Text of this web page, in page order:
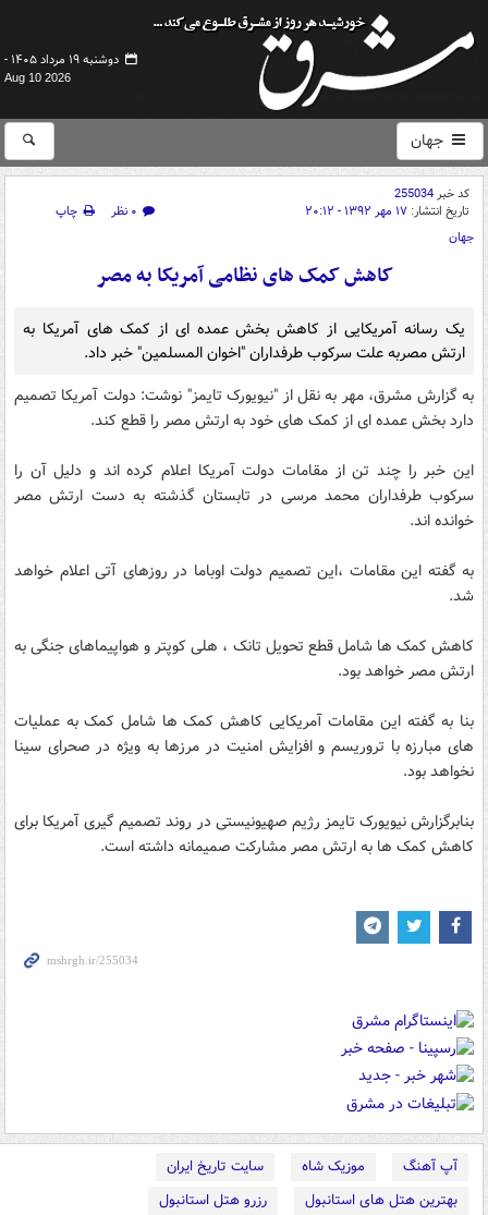
دوشنبه ۱۹ مرداد ۱۴۰۵ -
Aug 10 2026
جهان
کد خبر255034
تاریخ انتشار: ۱۷ مهر ۱۳۹۲ - ۲۰:۱۲ ۰ نظر
چاپ
جهان
کاهش کمک های نظامی آمریکا به مصر
یک رسانه آمریکایی از کاهش بخش عمده ای از کمک های آمریکا به
ارتش مصربه علت سرکوب طرفداران "اخوان المسلمین" خبر داد.
به گزارش مشرق، مهر به نقل از "نیویورک تایمز" نوشت: دولت آمریکا تصمیم
دارد بخش عمده ای از کمک های خود به ارتش مصر را قطع کند.
این خبر را چند تن از مقامات دولت آمریکا اعلام کرده اند و دلیل آن را
سرکوب طرفداران محمد مرسی در تابستان گذشته به دست ارتش مصر
خوانده اند.
به گفته این مقامات ،این تصمیم دولت اوباما در روزهای آتی اعلام خواهد
شد.
کاهش کمک ها شامل قطع تحویل تانک ، هلی کوپتر و هواپیماهای جنگی به
ارتش مصر خواهد بود.
بنا به گفته این مقامات آمریکایی کاهش کمک ها شامل کمک به عملیات
های مبارزه با تروریسم و افزایش امنیت در مرزها به ویژه در صحرای سینا
نخواهد بود.
بنابرگزارش نیویورک تایمز رژیم صهیونیستی در روند تصمیم گیری آمریکا برای
کاهش کمک ها به ارتش مصر مشارکت صمیمانه داشته است.
آپ آهنگ موزیک شاه
سایت تاریخ ایران
بهترین هتل های استانبول
رزرو هتل استانبول